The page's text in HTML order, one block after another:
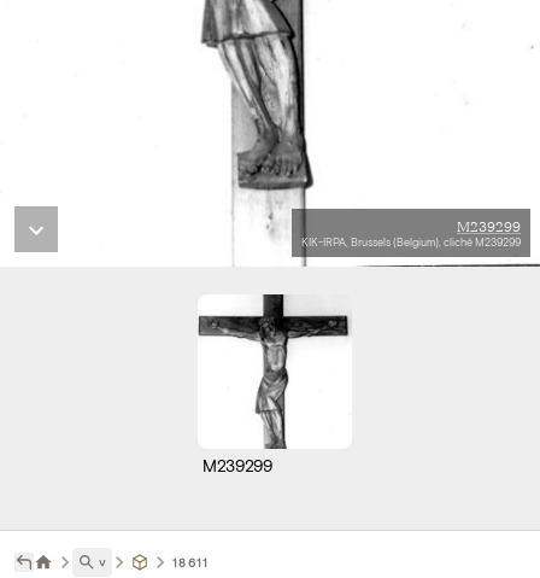
M239299
KIK-IRPA, Brussels (Belgium), cliché M239299
M239299
˅ 18611